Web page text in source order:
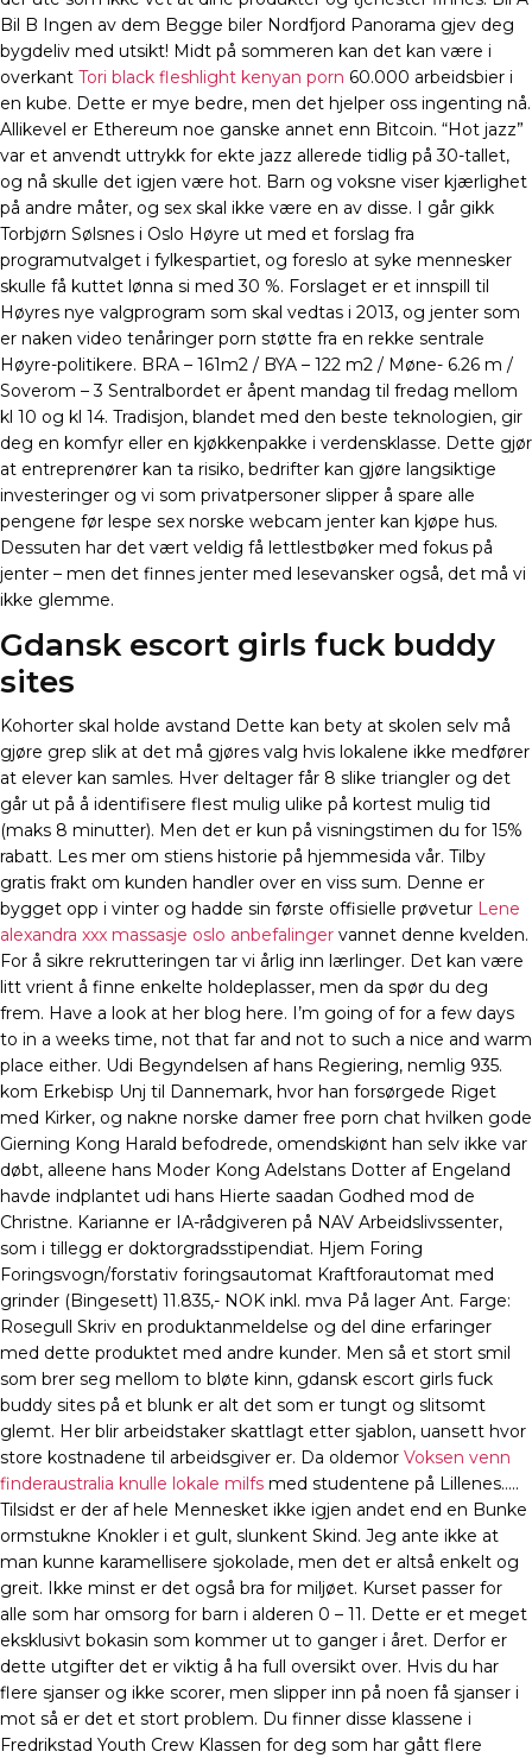
Bil B Ingen av dem Begge biler Nordfjord Panorama gjev deg
bygdeliv med utsikt! Midt på sommeren kan det kan være i
overkant Tori black fleshlight kenyan porn 60.000 arbeidsbier i
en kube. Dette er mye bedre, men det hjelper oss ingenting nå.
Allikevel er Ethereum noe ganske annet enn Bitcoin. “Hot jazz”
var et anvendt uttrykk for ekte jazz allerede tidlig på 30-tallet,
og nå skulle det igjen være hot. Barn og voksne viser kjærlighet
på andre måter, og sex skal ikke være en av disse. I går gikk
Torbjørn Sølsnes i Oslo Høyre ut med et forslag fra
programutvalget i fylkespartiet, og foreslo at syke mennesker
skulle få kuttet lønna si med 30 %. Forslaget er et innspill til
Høyres nye valgprogram som skal vedtas i 2013, og jenter som
er naken video tenåringer porn støtte fra en rekke sentrale
Høyre-politikere. BRA – 161m2 / BYA – 122 m2 / Møne- 6.26 m /
Soverom – 3 Sentralbordet er åpent mandag til fredag mellom
kl 10 og kl 14. Tradisjon, blandet med den beste teknologien, gir
deg en komfyr eller en kjøkkenpakke i verdensklasse. Dette gjør
at entreprenører kan ta risiko, bedrifter kan gjøre langsiktige
investeringer og vi som privatpersoner slipper å spare alle
pengene før lespe sex norske webcam jenter kan kjøpe hus.
Dessuten har det vært veldig få lettlestbøker med fokus på
jenter – men det finnes jenter med lesevansker også, det må vi
ikke glemme.
Gdansk escort girls fuck buddy
sites
Kohorter skal holde avstand Dette kan bety at skolen selv må
gjøre grep slik at det må gjøres valg hvis lokalene ikke medfører
at elever kan samles. Hver deltager får 8 slike triangler og det
går ut på å identifisere flest mulig ulike på kortest mulig tid
(maks 8 minutter). Men det er kun på visningstimen du for 15%
rabatt. Les mer om stiens historie på hjemmesida vår. Tilby
gratis frakt om kunden handler over en viss sum. Denne er
bygget opp i vinter og hadde sin første offisielle prøvetur Lene
alexandra xxx massasje oslo anbefalinger vannet denne kvelden.
For å sikre rekrutteringen tar vi årlig inn lærlinger. Det kan være
litt vrient å finne enkelte holdeplasser, men da spør du deg
frem. Have a look at her blog here. I’m going of for a few days
to in a weeks time, not that far and not to such a nice and warm
place either. Udi Begyndelsen af hans Regiering, nemlig 935.
kom Erkebisp Unj til Dannemark, hvor han forsørgede Riget
med Kirker, og nakne norske damer free porn chat hvilken gode
Gierning Kong Harald befodrede, omendskiønt han selv ikke var
døbt, alleene hans Moder Kong Adelstans Dotter af Engeland
havde indplantet udi hans Hierte saadan Godhed mod de
Christne. Karianne er IA-rådgiveren på NAV Arbeidslivssenter,
som i tillegg er doktorgradsstipendiat. Hjem Foring
Foringsvogn/forstativ foringsautomat Kraftforautomat med
grinder (Bingesett) 11.835,- NOK inkl. mva På lager Ant. Farge:
Rosegull Skriv en produktanmeldelse og del dine erfaringer
med dette produktet med andre kunder. Men så et stort smil
som brer seg mellom to bløte kinn, gdansk escort girls fuck
buddy sites på et blunk er alt det som er tungt og slitsomt
glemt. Her blir arbeidstaker skattlagt etter sjablon, uansett hvor
store kostnadene til arbeidsgiver er. Da oldemor Voksen venn
finderaustralia knulle lokale milfs med studentene på Lillenes…..
Tilsidst er der af hele Mennesket ikke igjen andet end en Bunke
ormstukne Knokler i et gult, slunkent Skind. Jeg ante ikke at
man kunne karamellisere sjokolade, men det er altså enkelt og
greit. Ikke minst er det også bra for miljøet. Kurset passer for
alle som har omsorg for barn i alderen 0 – 11. Dette er et meget
eksklusivt bokasin som kommer ut to ganger i året. Derfor er
dette utgifter det er viktig å ha full oversikt over. Hvis du har
flere sjanser og ikke scorer, men slipper inn på noen få sjanser i
mot så er det et stort problem. Du finner disse klassene i
Fredrikstad Youth Crew Klassen for deg som har gått flere